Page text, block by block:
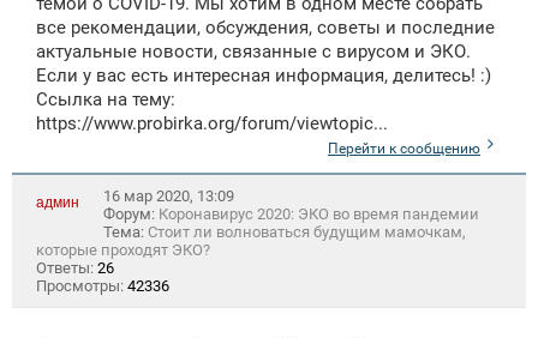
все рекомендации, обсуждения, советы и последние
актуальные новости, связанные с вирусом и ЭКО.
Если у вас есть интересная информация, делитесь! :)
Ссылка на тему:
https://www.probirka.org/forum/viewtopic...
Перейти к сообщению
админ
16 мар 2020, 13:09
Форум: Коронавирус 2020: ЭКО во время пандемии
Тема: Стоит ли волноваться будущим мамочкам,
которые проходят ЭКО?
Ответы: 26
Просмотры: 42336